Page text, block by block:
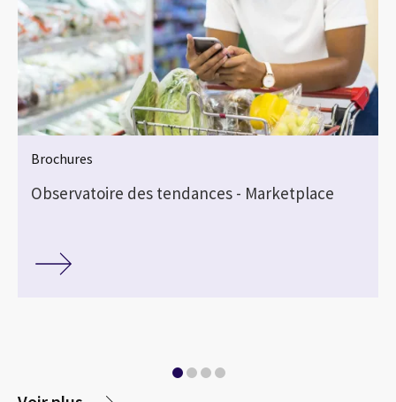
Brochures
Observatoire des tendances - Marketplace